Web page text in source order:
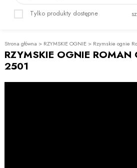
Tylko produkty dostępne
Strona główna > RZYMSKIE OGNIE > Rzymskie ognie
RZYMSKIE OGNIE ROMAN
2501